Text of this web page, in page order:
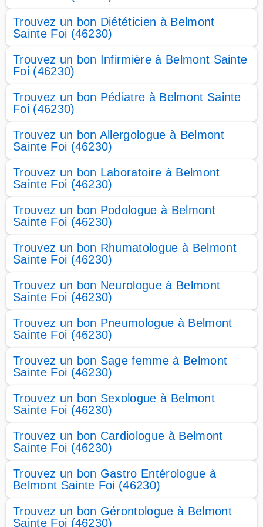
Trouvez un bon Diététicien à Belmont
Sainte Foi (46230)
Trouvez un bon Infirmière à Belmont Sainte
Foi (46230)
Trouvez un bon Pédiatre à Belmont Sainte
Foi (46230)
Trouvez un bon Allergologue à Belmont
Sainte Foi (46230)
Trouvez un bon Laboratoire à Belmont
Sainte Foi (46230)
Trouvez un bon Podologue à Belmont
Sainte Foi (46230)
Trouvez un bon Rhumatologue à Belmont
Sainte Foi (46230)
Trouvez un bon Neurologue à Belmont
Sainte Foi (46230)
Trouvez un bon Pneumologue à Belmont
Sainte Foi (46230)
Trouvez un bon Sage femme à Belmont
Sainte Foi (46230)
Trouvez un bon Sexologue à Belmont
Sainte Foi (46230)
Trouvez un bon Cardiologue à Belmont
Sainte Foi (46230)
Trouvez un bon Gastro Entérologue à
Belmont Sainte Foi (46230)
Trouvez un bon Gérontologue à Belmont
Sainte Foi (46230)